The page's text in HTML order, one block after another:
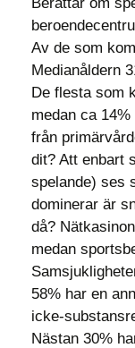
Av de som
Medianåldern
De flesta som
medan ca
från
dit? Att enbart
spelande) ses
dominerar är
då?
medan
58% har en
icke-
Nästan 30%